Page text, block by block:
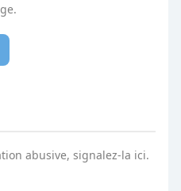
abusive, signalez-la ici.